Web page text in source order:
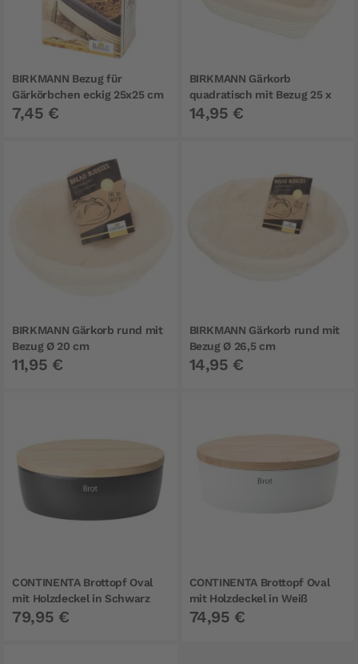
BIRKMANN Bezug für
Gärkörbchen eckig 25x25 cm
7,45 €
BIRKMANN Gärkorb
quadratisch mit Bezug 25 x
25 cm
14,95 €
BIRKMANN Gärkorb rund mit
Bezug Ø 20 cm
11,95 €
BIRKMANN Gärkorb rund mit
Bezug Ø 26,5 cm
14,95 €
CONTINENTA Brottopf Oval
mit Holzdeckel in Schwarz
79,95 €
CONTINENTA Brottopf Oval
mit Holzdeckel in Weiß
74,95 €